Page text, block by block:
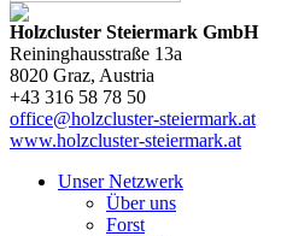
Holzcluster Steiermark GmbH
Reininghausstraße 13a
8020 Graz, Austria
+43 316 58 78 50
office@holzcluster-steiermark.at
www.holzcluster-steiermark.at
Unser Netzwerk
Über uns
Forst